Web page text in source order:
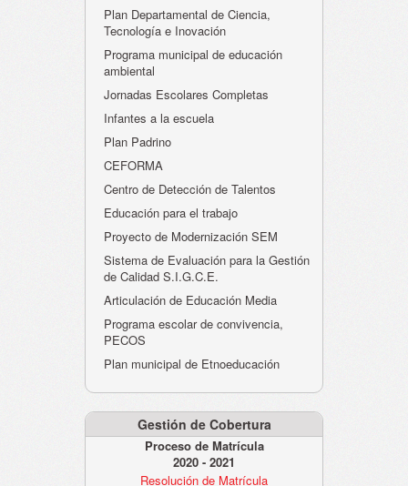
Plan Departamental de Ciencia,
Tecnología e Inovación
Programa municipal de educación
ambiental
Jornadas Escolares Completas
Infantes a la escuela
Plan Padrino
CEFORMA
Centro de Detección de Talentos
Educación para el trabajo
Proyecto de Modernización SEM
Sistema de Evaluación para la Gestión
de Calidad S.I.G.C.E.
Articulación de Educación Media
Programa escolar de convivencia,
PECOS
Plan municipal de Etnoeducación
Gestión de Cobertura
Proceso de Matrícula
2020 - 2021
Resolución de Matrícula